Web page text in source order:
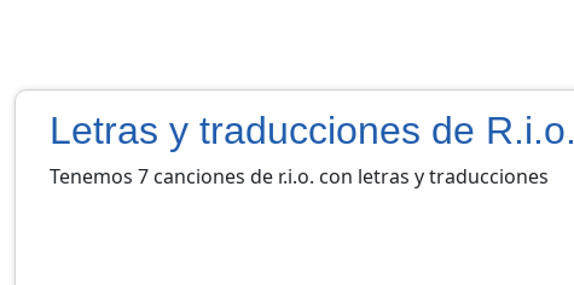
Letras y traducciones de R.i.o.
Tenemos 7 canciones de r.i.o. con letras y traducciones